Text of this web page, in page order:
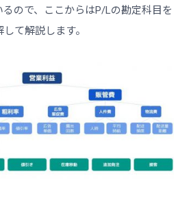
ので、ここからはP/Lの勘定科目を
て解説します。